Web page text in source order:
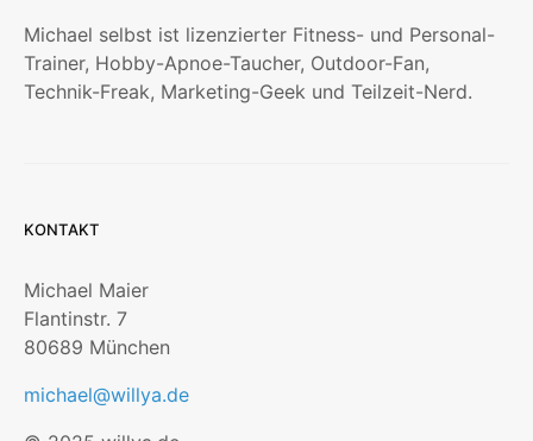
Michael selbst ist lizenzierter Fitness- und Personal-
Trainer, Hobby-Apnoe-Taucher, Outdoor-Fan,
Technik-Freak, Marketing-Geek und Teilzeit-Nerd.
KONTAKT
Michael Maier
Flantinstr. 7
80689 München
michael@willya.de